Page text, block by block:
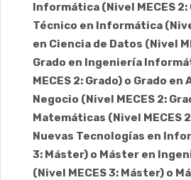
Informática (Nivel MECES
Técnico en Informática
en Ciencia de Datos (Nivel
Grado en Ingeniería
MECES 2: Grado) o Grado
Negocio (Nivel MECES 2:
Matemáticas (Nivel MECES
Nuevas Tecnologías en
3: Máster) o Máster en
(Nivel MECES 3: Máster) o